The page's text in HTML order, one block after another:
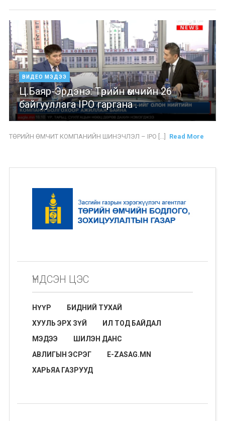
ВИДЕО МЭДЭЭ
Ц.Баяр-Эрдэнэ: Төрийн өмчийн 26
байгууллага IPO гаргана .
ТӨРИЙН ӨМЧИТ КОМПАНИЙН ШИНЭЧЛЭЛ – IPO [...] Read More
ҮНДСЭН ЦЭС
НҮҮР
БИДНИЙ ТУХАЙ
ХУУЛЬ ЭРХ ЗҮЙ
ИЛ ТОД БАЙДАЛ
МЭДЭЭ
ШИЛЭН ДАНС
АВЛИГЫН ЭСРЭГ
E-ZASAG.MN
ХАРЬЯА ГАЗРУУД